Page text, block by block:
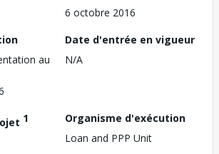
6 octobre 2016
au
Date d'entrée en vigueur
N/A
1
Organisme d'exécution
Loan and PPP Unit